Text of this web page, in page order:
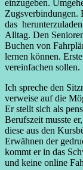
einzugeben.
Zugsverbindungen.
das
Alltag. Den
Buchen von
lernen können.
vereinfachen sollen.
Ich spreche den
verweise auf die
Er stellt sich als
Berufszeit musste
diese aus den
Erwähnen der
kommt er in das
und keine online